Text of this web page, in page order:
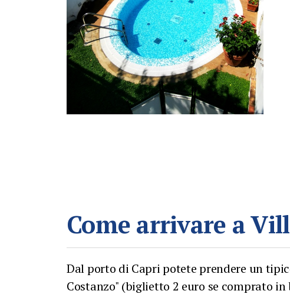
Come arrivare a
Dal porto di Capri potete prendere un
Costanzo" (biglietto 2 euro se comprato